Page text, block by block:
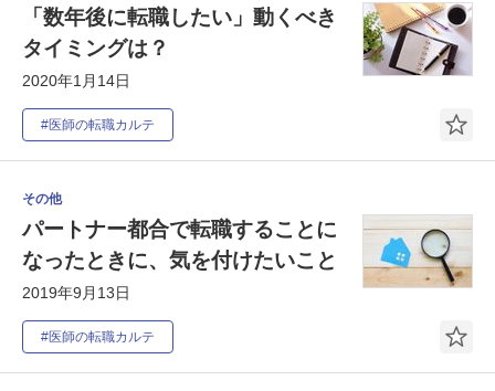
「数年後に転職したい」動くべき
タイミングは？
2020年1月14日
#医師の転職カルテ
その他
パートナー都合で転職することに
なったときに、気を付けたいこと
2019年9月13日
#医師の転職カルテ